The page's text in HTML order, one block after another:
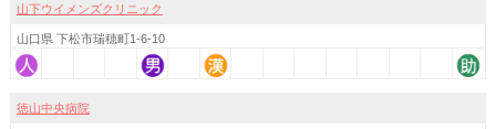
山下ウイメンズクリニック
山口県 下松市瑞穂町1-6-10
徳山中央病院